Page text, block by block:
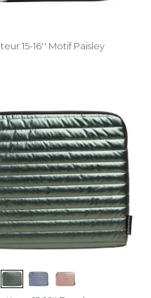
15-16'' Motif Paisley